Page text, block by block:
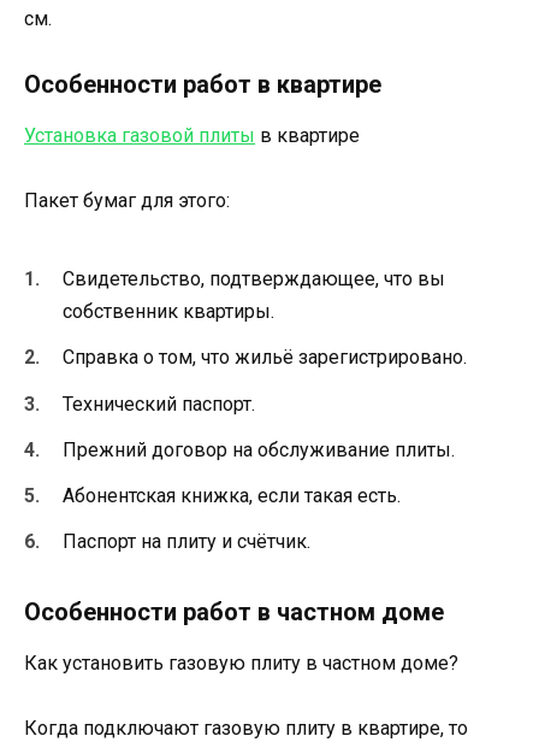
см.
Особенности работ в квартире
Установка газовой плиты в квартире
Пакет бумаг для этого:
Свидетельство, подтверждающее, что вы
собственник квартиры.
Справка о том, что жильё зарегистрировано.
Технический паспорт.
Прежний договор на обслуживание плиты.
Абонентская книжка, если такая есть.
Паспорт на плиту и счётчик.
Особенности работ в частном доме
Как установить газовую плиту в частном доме?
Когда подключают газовую плиту в квартире, то